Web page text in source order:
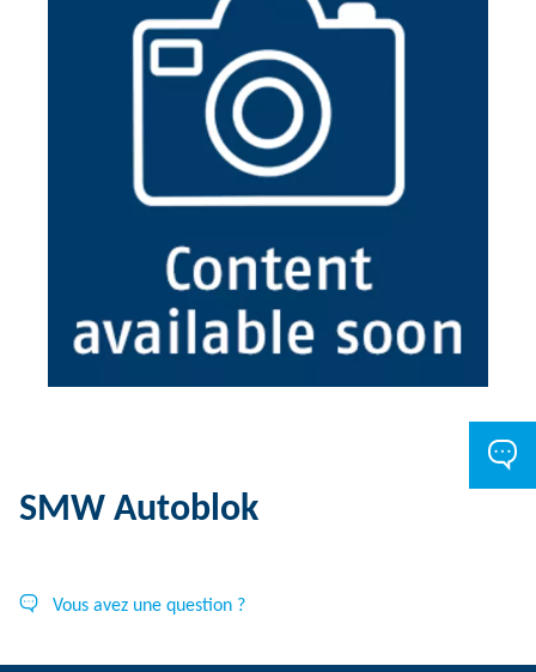
SMW Autoblok
Vous avez une question ?